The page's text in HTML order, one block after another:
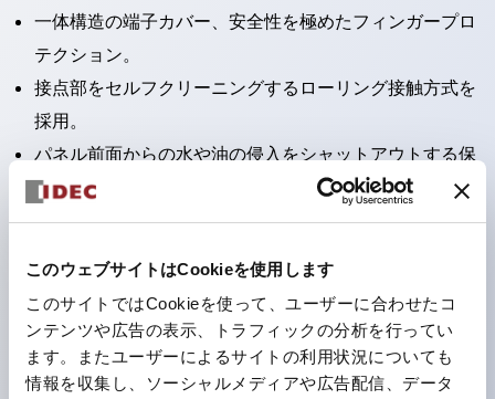
このウェブサイトはCookieを使用します
このサイトではCookieを使って、ユーザーに合わせたコ
ンテンツや広告の表示、トラフィックの分析を行ってい
ます。またユーザーによるサイトの利用状況についても
情報を収集し、ソーシャルメディアや広告配信、データ
一体構造の端子カバー、安全性を極めたフィンガープロ
テクション。
接点部をセルフクリーニングするローリング接触方式を
採用。
パネル前面からの水や油の侵入をシャットアウトする保
護構造：IP65。（ただし2点押ボタンスイッチは
IP40）
チも完備。
ワールドワイドなニーズに対応する各種電圧を完備。
1つで6色の役をこなすLED球（LSRD球）。これまで色